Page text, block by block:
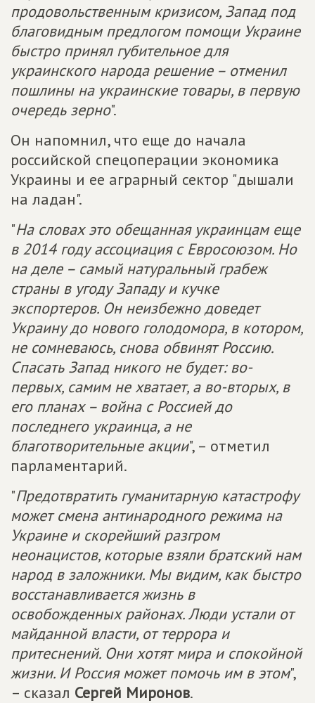
продовольственным кризисом, Запад под
благовидным предлогом помощи Украине
быстро принял губительное для
украинского народа решение – отменил
пошлины на украинские товары, в первую
очередь зерно".
Он напомнил, что еще до начала
российской спецоперации экономика
Украины и ее аграрный сектор "дышали
на ладан".
"На словах это обещанная украинцам еще
в 2014 году ассоциация с Евросоюзом. Но
на деле – самый натуральный грабеж
страны в угоду Западу и кучке
экспортеров. Он неизбежно доведет
Украину до нового голодомора, в котором,
не сомневаюсь, снова обвинят Россию.
Спасать Запад никого не будет: во-
первых, самим не хватает, а во-вторых, в
его планах – война с Россией до
последнего украинца, а не
благотворительные акции", – отметил
парламентарий.
"Предотвратить гуманитарную катастрофу
может смена антинародного режима на
Украине и скорейший разгром
неонацистов, которые взяли братский нам
народ в заложники. Мы видим, как быстро
восстанавливается жизнь в
освобожденных районах. Люди устали от
майданной власти, от террора и
притеснений. Они хотят мира и спокойной
жизни. И Россия может помочь им в этом",
– сказал Сергей Миронов.